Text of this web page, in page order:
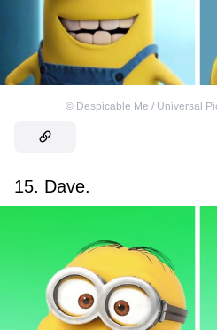
© Despicable Me / Universal
15. Dave.